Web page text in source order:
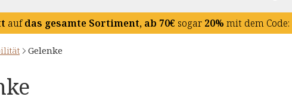
aufdas gesamte Sortiment, ab 70€ sogar 20% mit dem Code:
Gelenke